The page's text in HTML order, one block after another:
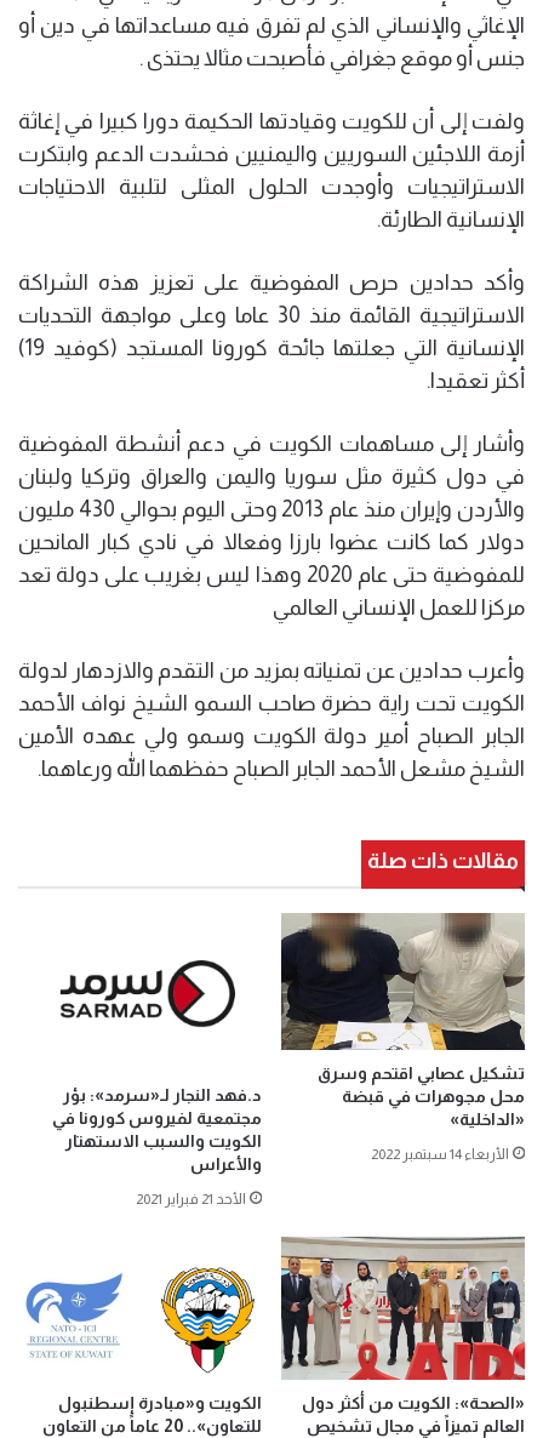
الإغاثي والإنساني الذي لم تفرق فيه مساعداتها في دين أو
جنس أو موقع جغرافي فأصبحت مثالا يحتذى .
ولفت إلى أن للكويت وقيادتها الحكيمة دورا كبيرا في إغاثة
أزمة اللاجئين السوريين واليمنيين فحشدت الدعم وابتكرت
الاستراتيجيات وأوجدت الحلول المثلى لتلبية الاحتياجات
الإنسانية الطارئة.
وأكد حدادين حرص المفوضية على تعزيز هذه الشراكة
الاستراتيجية القائمة منذ 30 عاما وعلى مواجهة التحديات
الإنسانية التي جعلتها جائحة كورونا المستجد (كوفيد 19)
أكثر تعقيدا.
وأشار إلى مساهمات الكويت في دعم أنشطة المفوضية
في دول كثيرة مثل سوريا واليمن والعراق وتركيا ولبنان
والأردن وإيران منذ عام 2013 وحتى اليوم بحوالي 430 مليون
دولار كما كانت عضوا بارزا وفعالا في نادي كبار المانحين
للمفوضية حتى عام 2020 وهذا ليس بغريب على دولة تعد
مركزا للعمل الإنساني العالمي
وأعرب حدادين عن تمنياته بمزيد من التقدم والازدهار لدولة
الكويت تحت راية حضرة صاحب السمو الشيخ نواف الأحمد
الجابر الصباح أمير دولة الكويت وسمو ولي عهده الأمين
الشيخ مشعل الأحمد الجابر الصباح حفظهما الله ورعاهما.
مقالات ذات صلة
تشكيل عصابي اقتحم وسرق
محل مجوهرات في قبضة
«الداخلية»
الأربعاء 14 سبتمبر 2022
د.فهد النجار لـ«سرمد»: بؤر
مجتمعية لفيروس كورونا في
الكويت والسبب الاستهتار
والأعراس
الأحد 21 فبراير 2021
«الصحة»: الكويت من أكثر دول
العالم تميزاً في مجال تشخيص
الكويت و«مبادرة إسطنبول
للتعاون».. 20 عاماً من التعاون